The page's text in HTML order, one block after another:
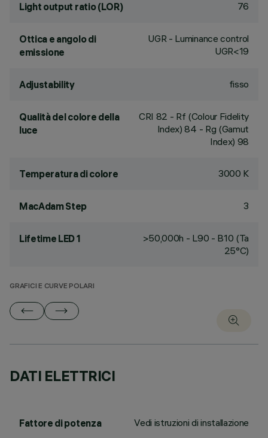
Light output ratio (LOR) 76
Ottica e angolo di
emissione
UGR - Luminance control
UGR<19
Adjustability fisso
Qualità del colore della
luce
CRI 82 - Rf (Colour Fidelity
Index) 84 - Rg (Gamut
Index) 98
Temperatura di colore 3000 K
MacAdam Step 3
Lifetime LED 1
>50,000h - L90 - B10 (Ta
25°C)
GRAFICI E CURVE POLARI
DATI ELETTRICI
Fattore di potenza Vedi istruzioni di installazione